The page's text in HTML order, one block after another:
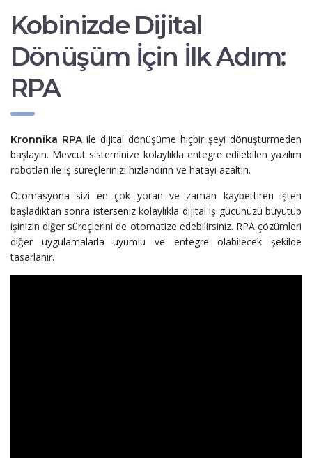
Kobinizde Dijital
Dönüşüm İçin İlk Adım:
RPA
Kronnika RPAile dijital dönüşüme hiçbir şeyi dönüştürmeden
başlayın. Mevcut sisteminize kolaylıkla entegre edilebilen yazılım
robotları ile iş süreçlerinizi hızlandırın ve hatayı azaltın.
Otomasyona sizi en çok yoran ve zaman kaybettiren işten
başladıktan sonra isterseniz kolaylıkla dijital iş gücünüzü büyütüp
işinizin diğer süreçlerini de otomatize edebilirsiniz. RPA çözümleri
diğer uygulamalarla uyumlu ve entegre olabilecek şekilde
tasarlanır.